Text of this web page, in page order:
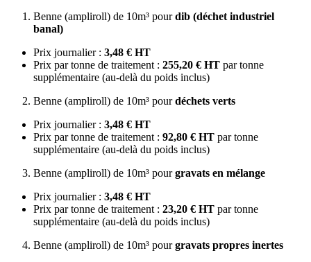
Benne (ampliroll) de 10m³ pourdib (déchet industriel
banal)
Prix journalier : 3,48 € HT
Prix par tonne de traitement : 255,20 € HT par tonne
supplémentaire (au-delà du poids inclus)
Benne (ampliroll) de 10m³ pourdéchets verts
Prix journalier : 3,48 € HT
Prix par tonne de traitement : 92,80 € HT par tonne
supplémentaire (au-delà du poids inclus)
Benne (ampliroll) de 10m³ pourgravats en mélange
Prix journalier : 3,48 € HT
Prix par tonne de traitement : 23,20 € HT par tonne
supplémentaire (au-delà du poids inclus)
Benne (ampliroll) de 10m³ pourgravats propres inertes